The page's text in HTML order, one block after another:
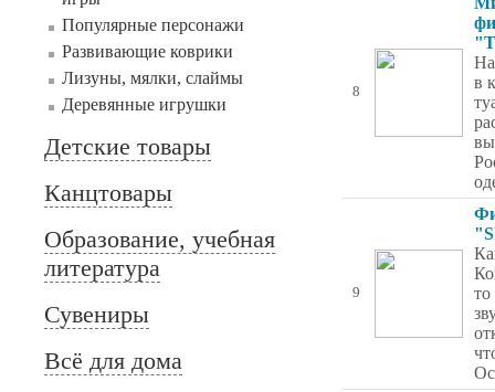
Популярные персонажи
Развивающие коврики
Лизуны, мялки, слаймы
Деревянные игрушки
Детские товары
Канцтовары
Образование, учебная
литература
Сувениры
Всё для дома
8
в
9